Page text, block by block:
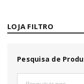
LOJA FILTRO
Pesquisa de